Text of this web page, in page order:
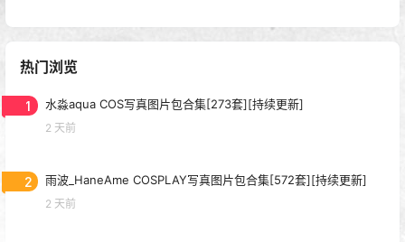
热门浏览
1 水淼aqua COS写真图片包合集[273套][持续更新]
2 天前
2 雨波_HaneAme COSPLAY写真图片包合集[572套][持续更新]
2 天前